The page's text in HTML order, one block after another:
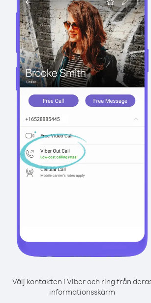
Välj kontakten i Viber och ring från
informationsskärm